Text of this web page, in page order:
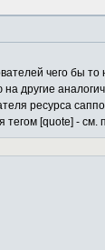
чего бы
другие
ресурса
[quote] -